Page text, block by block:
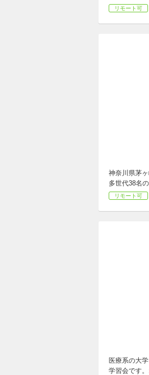
リモート可
神奈川県茅
多世代38名
リモート可
医療系の大
学習会です